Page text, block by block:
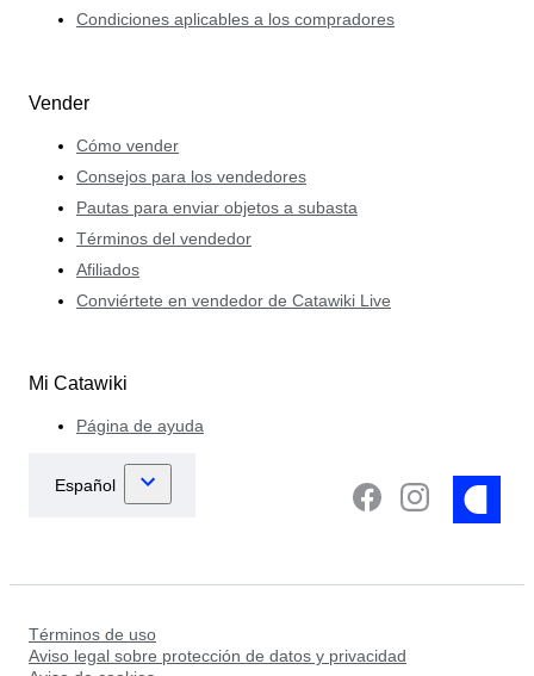
Condiciones aplicables a los compradores
Vender
Cómo vender
Consejos para los vendedores
Pautas para enviar objetos a subasta
Términos del vendedor
Afiliados
Conviértete en vendedor de Catawiki Live
Mi Catawiki
Página de ayuda
Términos de uso
Aviso legal sobre protección de datos y privacidad